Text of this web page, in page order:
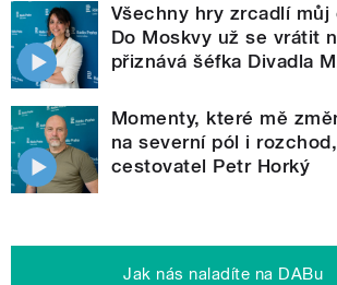
Všechny hry zrcadlí můj
Do Moskvy už se vrátit
přiznává šéfka Divadla
Momenty, které mě
na severní pól i
cestovatel Petr Horký
Jak nás naladíte na DABu